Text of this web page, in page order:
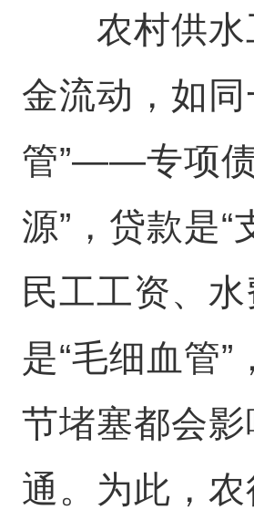
农村供水
金流动，如同
管”——专项债
源”，贷款是“
民工工资、
是“毛细血管”
节堵塞都会
通。为此，